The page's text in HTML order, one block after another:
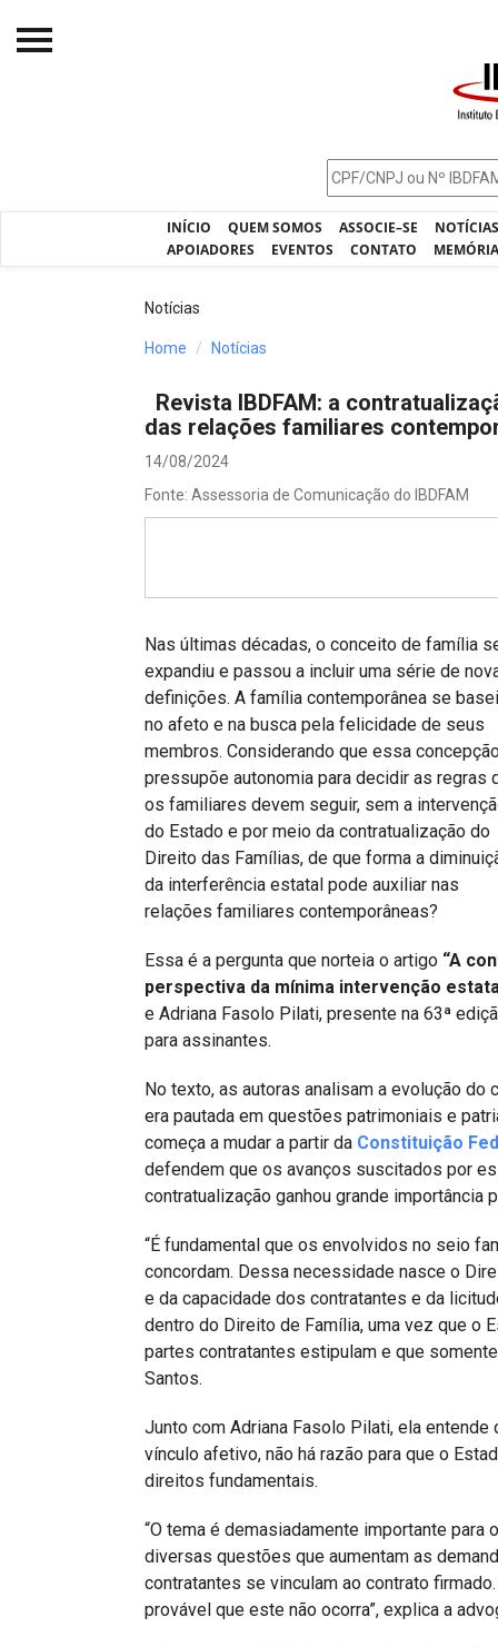
INÍCIO QUEM SOMOS ASSOCIE–SE
APOIADORES
EVENTOS CONTATO
Processos - IBDFAM
Projetos do IBDFAM
Alienação Parental
Encontre um Escritório
IBDFAM Educacional
Notícias
Home Notícias
Revista IBDFAM: a
das relações familiares
14/08/2024
Fonte: Assessoria de Comunicação do IBDFAM
Nas últimas décadas, o conceito de família
expandiu e passou a incluir uma série de
definições. A família contemporânea se
no afeto e na busca pela felicidade de seus
membros. Considerando que essa
pressupõe autonomia para decidir as regras
os familiares devem seguir, sem a
do Estado e por meio da contratualização do
Direito das Famílias, de que forma a
da interferência estatal pode auxiliar nas
relações familiares contemporâneas?
Essa é a pergunta que norteia o artigo “A
perspectiva da mínima intervenção
e Adriana Fasolo Pilati, presente na 63ª
para assinantes.
No texto, as autoras analisam a evolução
era pautada em questões patrimoniais e
começa a mudar a partir da Constituição
defendem que os avanços suscitados por
contratualização ganhou grande importância
“É fundamental que os envolvidos no seio
concordam. Dessa necessidade nasce o
e da capacidade dos contratantes e da
dentro do Direito de Família, uma vez que o
partes contratantes estipulam e que
Santos.
Junto com Adriana Fasolo Pilati, ela
vínculo afetivo, não há razão para que o
direitos fundamentais.
“O tema é demasiadamente importante
diversas questões que aumentam as
contratantes se vinculam ao contrato
provável que este não ocorra”, explica a